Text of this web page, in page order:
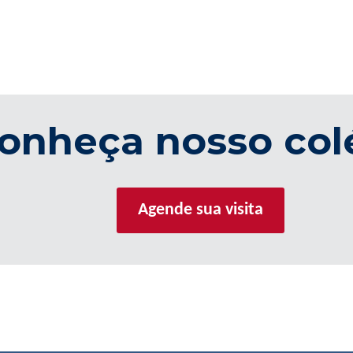
nosso
Agende sua visita